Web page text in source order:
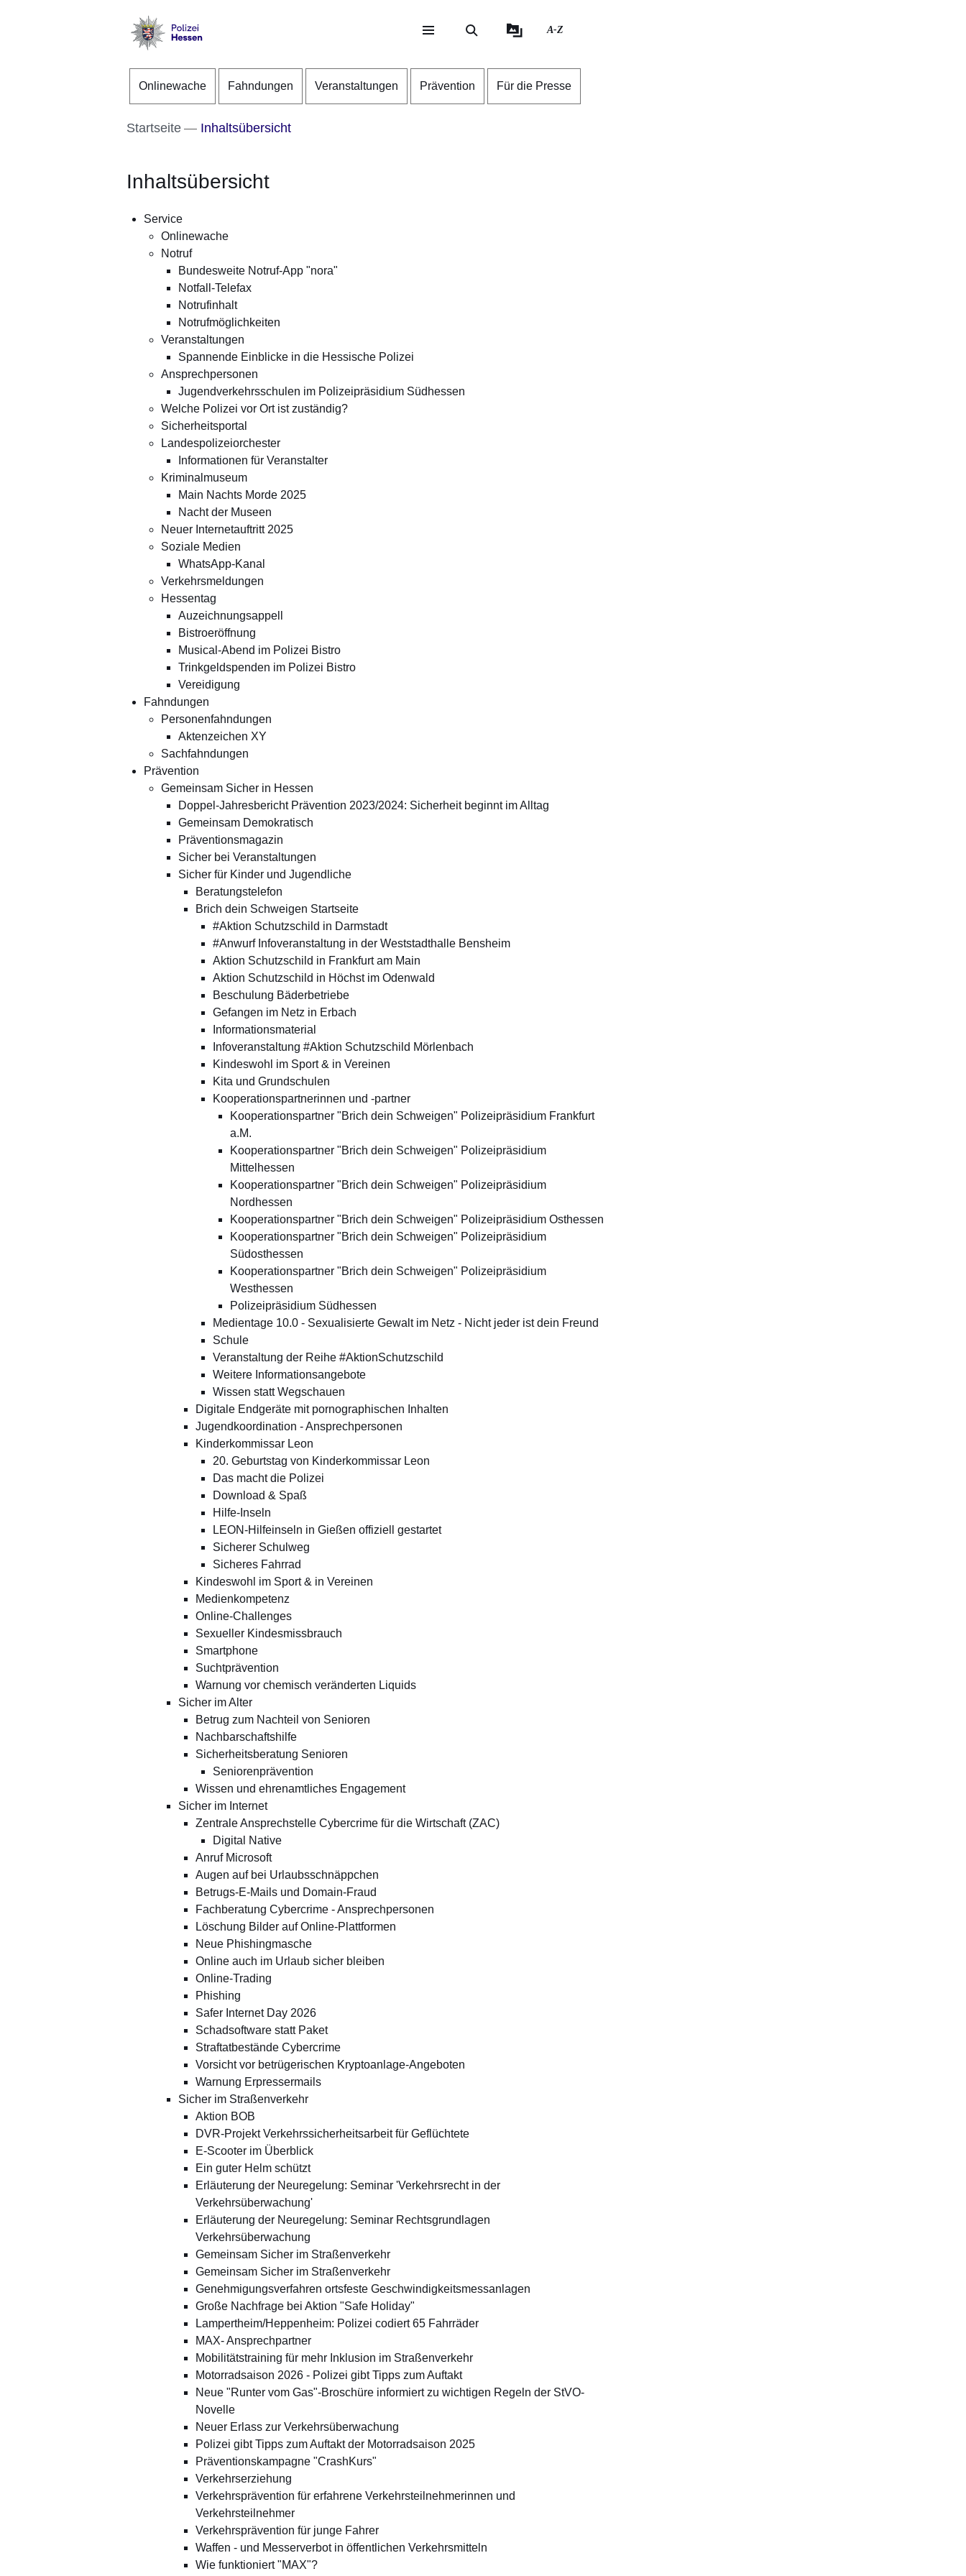
Direkt zum Kopf der Seite
Direkt zum Inhalt
Direkt zum Fuß der Seite
Hessen
A-Z
Onlinewache Fahndungen Veranstaltungen Prävention Für die Presse
Startseite Inhaltsübersicht
Inhaltsübersicht
Service
Onlinewache
Notruf
Bundesweite Notruf-App "nora"
Notfall-Telefax
Notrufinhalt
Notrufmöglichkeiten
Veranstaltungen
Spannende Einblicke in die Hessische Polizei
Ansprechpersonen
Jugendverkehrsschulen im Polizeipräsidium Südhessen
Welche Polizei vor Ort ist zuständig?
Sicherheitsportal
Landespolizeiorchester
Informationen für Veranstalter
Kriminalmuseum
Main Nachts Morde 2025
Nacht der Museen
Neuer Internetauftritt 2025
Soziale Medien
WhatsApp-Kanal
Verkehrsmeldungen
Hessentag
Auzeichnungsappell
Bistroeröffnung
Musical-Abend im Polizei Bistro
Trinkgeldspenden im Polizei Bistro
Vereidigung
Fahndungen
Personenfahndungen
Aktenzeichen XY
Sachfahndungen
Prävention
Gemeinsam Sicher in Hessen
Doppel-Jahresbericht Prävention 2023/2024: Sicherheit beginnt im Alltag
Gemeinsam Demokratisch
Präventionsmagazin
Sicher bei Veranstaltungen
Sicher für Kinder und Jugendliche
Beratungstelefon
Brich dein Schweigen Startseite
#Aktion Schutzschild in Darmstadt
#Anwurf Infoveranstaltung in der Weststadthalle Bensheim
Aktion Schutzschild in Frankfurt am Main
Aktion Schutzschild in Höchst im Odenwald
Beschulung Bäderbetriebe
Gefangen im Netz in Erbach
Informationsmaterial
Infoveranstaltung #Aktion Schutzschild Mörlenbach
Kindeswohl im Sport & in Vereinen
Kita und Grundschulen
Kooperationspartnerinnen und -partner
Kooperationspartner "Brich dein Schweigen" Polizeipräsidium Frankfurt
a.M.
Kooperationspartner "Brich dein Schweigen" Polizeipräsidium
Mittelhessen
Kooperationspartner "Brich dein Schweigen" Polizeipräsidium
Nordhessen
Kooperationspartner "Brich dein Schweigen" Polizeipräsidium Osthessen
Kooperationspartner "Brich dein Schweigen" Polizeipräsidium
Südosthessen
Kooperationspartner "Brich dein Schweigen" Polizeipräsidium
Westhessen
Polizeipräsidium Südhessen
Medientage 10.0 - Sexualisierte Gewalt im Netz - Nicht jeder ist dein Freund
Schule
Veranstaltung der Reihe #AktionSchutzschild
Weitere Informationsangebote
Wissen statt Wegschauen
Digitale Endgeräte mit pornographischen Inhalten
Jugendkoordination - Ansprechpersonen
Kinderkommissar Leon
20. Geburtstag von Kinderkommissar Leon
Das macht die Polizei
Download & Spaß
Hilfe-Inseln
LEON-Hilfeinseln in Gießen offiziell gestartet
Sicherer Schulweg
Sicheres Fahrrad
Kindeswohl im Sport & in Vereinen
Medienkompetenz
Online-Challenges
Sexueller Kindesmissbrauch
Smartphone
Suchtprävention
Warnung vor chemisch veränderten Liquids
Sicher im Alter
Betrug zum Nachteil von Senioren
Nachbarschaftshilfe
Sicherheitsberatung Senioren
Seniorenprävention
Wissen und ehrenamtliches Engagement
Sicher im Internet
Zentrale Ansprechstelle Cybercrime für die Wirtschaft (ZAC)
Digital Native
Anruf Microsoft
Augen auf bei Urlaubsschnäppchen
Betrugs-E-Mails und Domain-Fraud
Fachberatung Cybercrime - Ansprechpersonen
Löschung Bilder auf Online-Plattformen
Neue Phishingmasche
Online auch im Urlaub sicher bleiben
Online-Trading
Phishing
Safer Internet Day 2026
Schadsoftware statt Paket
Straftatbestände Cybercrime
Vorsicht vor betrügerischen Kryptoanlage-Angeboten
Warnung Erpressermails
Sicher im Straßenverkehr
Aktion BOB
DVR-Projekt Verkehrssicherheitsarbeit für Geflüchtete
E-Scooter im Überblick
Ein guter Helm schützt
Erläuterung der Neuregelung: Seminar 'Verkehrsrecht in der
Verkehrsüberwachung'
Erläuterung der Neuregelung: Seminar Rechtsgrundlagen
Verkehrsüberwachung
Gemeinsam Sicher im Straßenverkehr
Gemeinsam Sicher im Straßenverkehr
Genehmigungsverfahren ortsfeste Geschwindigkeitsmessanlagen
Große Nachfrage bei Aktion "Safe Holiday"
Lampertheim/Heppenheim: Polizei codiert 65 Fahrräder
MAX- Ansprechpartner
Mobilitätstraining für mehr Inklusion im Straßenverkehr
Motorradsaison 2026 - Polizei gibt Tipps zum Auftakt
Neue "Runter vom Gas"-Broschüre informiert zu wichtigen Regeln der StVO-
Novelle
Neuer Erlass zur Verkehrsüberwachung
Polizei gibt Tipps zum Auftakt der Motorradsaison 2025
Präventionskampagne "CrashKurs"
Verkehrserziehung
Verkehrsprävention für erfahrene Verkehrsteilnehmerinnen und
Verkehrsteilnehmer
Verkehrsprävention für junge Fahrer
Waffen - und Messerverbot in öffentlichen Verkehrsmitteln
Wie funktioniert "MAX"?